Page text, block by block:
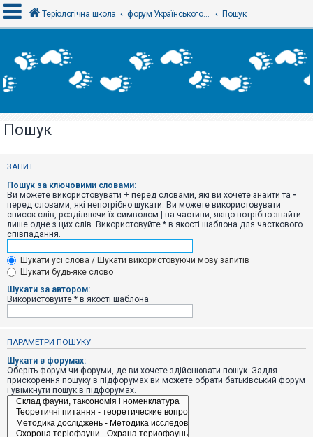
х
і
Р
с
р
а
ц
і
я
Т
е
м
и
б
і
п
о
в
і
д
Теріологічна школа форум Українського теріологічного товариства Пошук
Пошук
ЗАПИТ
Пошук за ключовими словами:
Ви можете використовувати + перед словами, які ви хочете знайти та -
перед словами, які непотрібно шукати. Ви можете використовувати
список слів, розділяючи їх символом | на частини, якщо потрібно знайти
лише одне з цих слів. Використовуйте * в якості шаблона для часткового
співпадання.
Шукати усі слова / Шукати використовуючи мову запитів
Шукати будь-яке слово
Шукати за автором:
Використовуйте * в якості шаблона
ПАРАМЕТРИ ПОШУКУ
Шукати в форумах:
Оберіть форум чи форуми, де ви хочете здійснювати пошук. Задля
прискорення пошуку в підфорумах ви можете обрати батьківський форум
і увімкнути пошук в підфорумах.